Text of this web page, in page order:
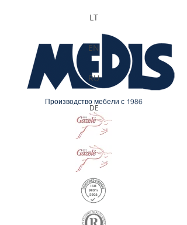
Производство мебели с 1986
LT
EN
RU
DE